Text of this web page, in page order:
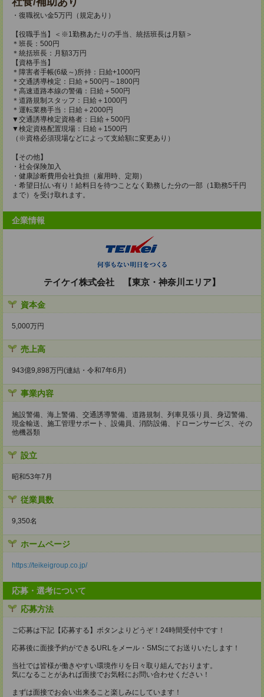
・復職祝い金5万円（規定あり）
【役職手当】＜※1勤務あたりの手当、統括班長は月額＞
＊班長：500円
＊統括班長：月額3万円
【資格手当】
＊障害者手帳(6級～)所持：日給+1000円
＊交通誘導検定：日給＋500円～1800円
＊高速道路本線の警備：日給＋500円
＊道路規制スタッフ：日給＋1000円
＊運転業務手当：日給＋2000円
▼交通誘導検定資格者：日給＋500円
▼検定資格配置現場：日給＋1500円
（※資格必須現場などによって支給額に変更あり）
【その他】
・社会保険加入
・健康診断費用会社負担（雇用時、定期）
・希望日払い有り！給料日を待つことなく勤務した分の一部（1勤務5千円
まで）を受け取れます。
企業情報
テイケイ株式会社 【東京・神奈川エリア】
資本金
5,000万円
売上高
943億9,898万円(連結・令和7年6月)
事業内容
施設警備、海上警備、交通誘導警備、道路規制、列車見張り員、身辺警備、
現金輸送、施工管理サポート、設備員、消防設備、ドローンサービス、その
他機器類
設立
昭和53年7月
従業員数
9,350名
ホームページ
https://teikeigroup.co.jp/
応募・選考について
応募方法
ご応募は下記【応募する】ボタンよりどうぞ！24時間受付中です！
応募後に面接予約ができるURLをメール・SMSにてお送りいたします！
当社では皆様が働きやすい環境作りを日々取り組んでおります。
気になることがあれば面接でお気軽にお問い合わせください！
まずは面接でお会い出来ること楽しみにしています！